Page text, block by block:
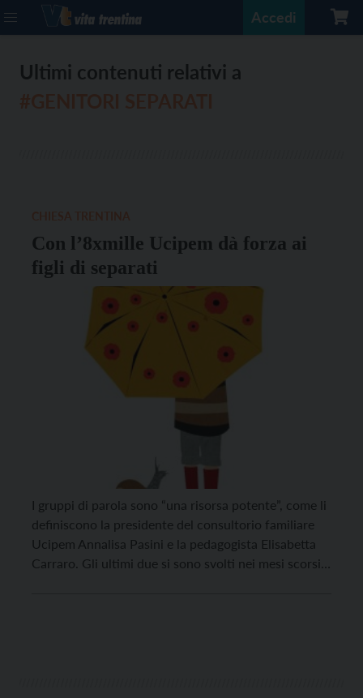
Accedi
Ultimi contenuti relativi a
Con l’8xmille Ucipem dà forza ai
figli di separati
I gruppi di parola sono “una risorsa potente”, come li
definiscono la presidente del consultorio familiare
Ucipem Annalisa Pasini e la pedagogista Elisabetta
Carraro. Gli ultimi due si sono svolti nei mesi scorsi,